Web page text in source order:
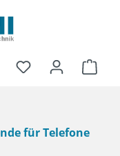
für Telefone